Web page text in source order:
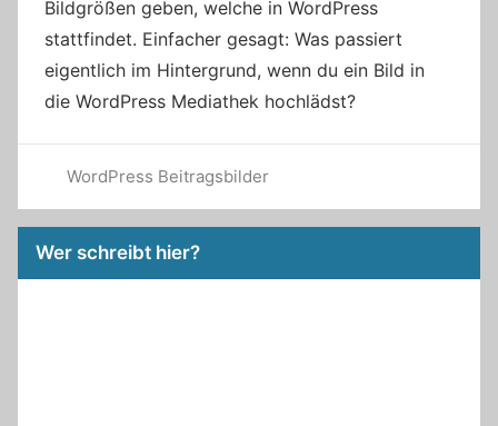
Bildgrößen geben, welche in WordPress
stattfindet. Einfacher gesagt: Was passiert
eigentlich im Hintergrund, wenn du ein Bild in
die WordPress Mediathek hochlädst?
WordPress Beitragsbilder
Wer schreibt hier?